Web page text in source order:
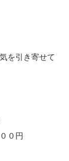
を引き寄せて
０円